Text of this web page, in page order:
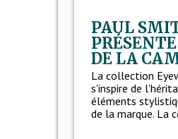
PAUL
DE LA
La collection
s'inspire de
éléments
de la marque. La